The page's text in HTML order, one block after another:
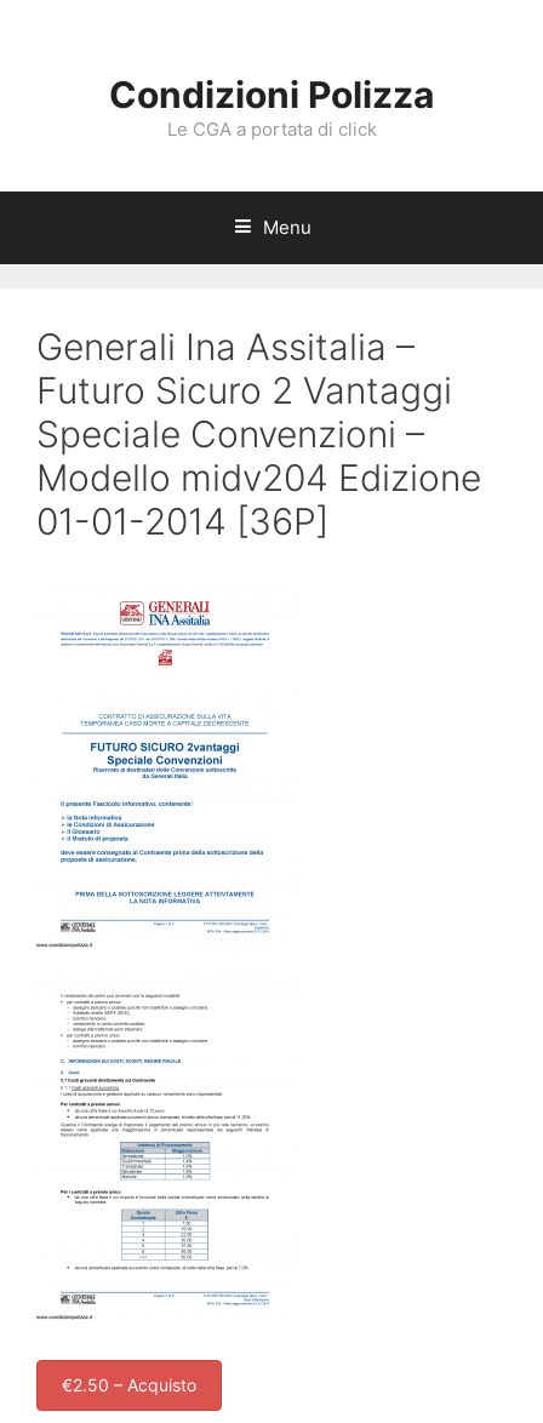
Condizioni Polizza
Le CGA a portata di click
Menu
Generali Ina Assitalia –
Futuro Sicuro 2 Vantaggi
Speciale Convenzioni –
Modello midv204 Edizione
01-01-2014 [36P]
€2.50 – Acquisto